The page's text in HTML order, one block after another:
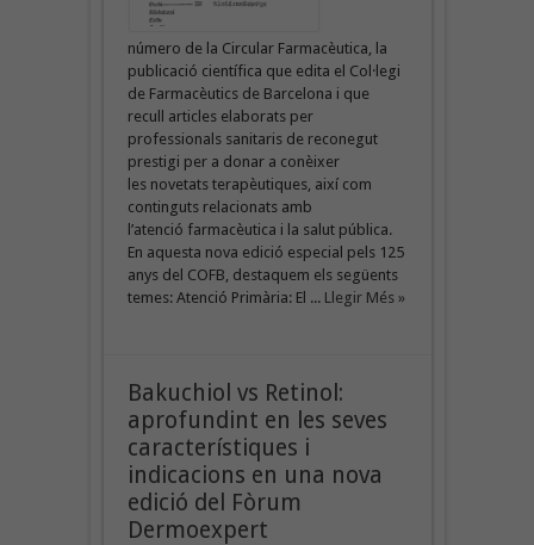
número de la Circular Farmacèutica, la
publicació científica que edita el Col·legi
de Farmacèutics de Barcelona i que
recull articles elaborats per
professionals sanitaris de reconegut
prestigi per a donar a conèixer
les novetats terapèutiques, així com
continguts relacionats amb
l’atenció farmacèutica i la salut pública.
En aquesta nova edició especial pels 125
anys del COFB, destaquem els següents
temes: Atenció Primària: El ... Llegir Més »
Bakuchiol vs Retinol:
aprofundint en les seves
característiques i
indicacions en una nova
edició del Fòrum
Dermoexpert